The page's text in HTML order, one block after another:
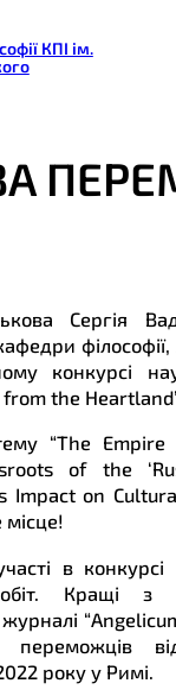
КПІ ім.
Сергія
конкурсі
from the
“The Empire
of the
Impact on
в
Кращі з
переможців
року у Римі.